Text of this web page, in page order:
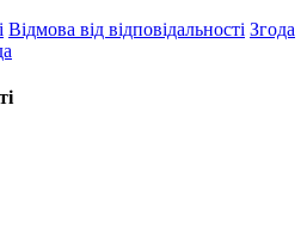
Відмова від відповідальності Згода